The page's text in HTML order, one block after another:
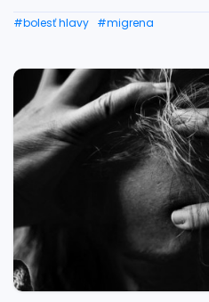
#bolesť hlavy #migrena